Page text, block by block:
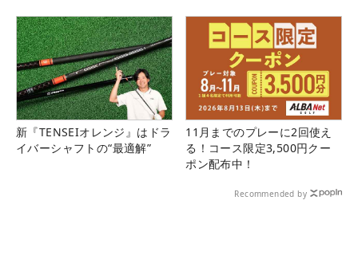
新『TENSEIオレンジ』はドラ
イバーシャフトの“最適解”
11月までのプレーに2回使え
る！コース限定3,500円クー
ポン配布中！
Recommended by